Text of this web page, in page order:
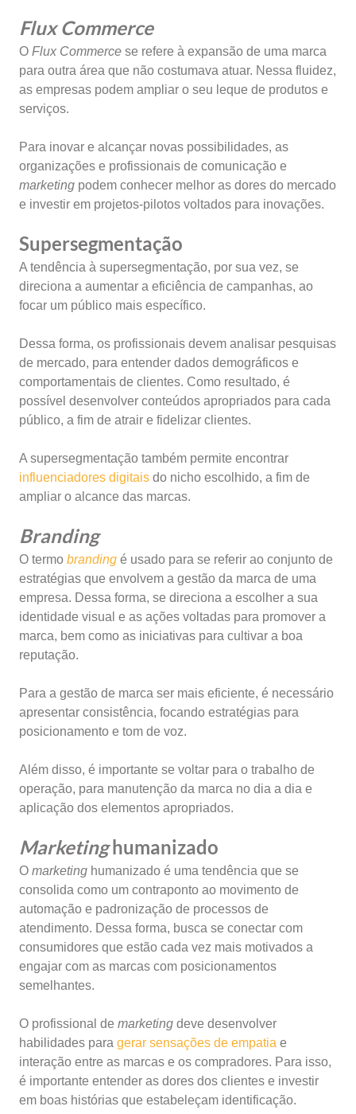
Flux Commerce
O Flux Commerce se refere à expansão de uma marca
para outra área que não costumava atuar. Nessa fluidez,
as empresas podem ampliar o seu leque de produtos e
serviços.
Para inovar e alcançar novas possibilidades, as
organizações e profissionais de comunicação e
marketing podem conhecer melhor as dores do mercado
e investir em projetos-pilotos voltados para inovações.
Supersegmentação
A tendência à supersegmentação, por sua vez, se
direciona a aumentar a eficiência de campanhas, ao
focar um público mais específico.
Dessa forma, os profissionais devem analisar pesquisas
de mercado, para entender dados demográficos e
comportamentais de clientes. Como resultado, é
possível desenvolver conteúdos apropriados para cada
público, a fim de atrair e fidelizar clientes.
A supersegmentação também permite encontrar
influenciadores digitais do nicho escolhido, a fim de
ampliar o alcance das marcas.
Branding
O termo branding é usado para se referir ao conjunto de
estratégias que envolvem a gestão da marca de uma
empresa. Dessa forma, se direciona a escolher a sua
identidade visual e as ações voltadas para promover a
marca, bem como as iniciativas para cultivar a boa
reputação.
Para a gestão de marca ser mais eficiente, é necessário
apresentar consistência, focando estratégias para
posicionamento e tom de voz.
Além disso, é importante se voltar para o trabalho de
operação, para manutenção da marca no dia a dia e
aplicação dos elementos apropriados.
Marketinghumanizado
O marketing humanizado é uma tendência que se
consolida como um contraponto ao movimento de
automação e padronização de processos de
atendimento. Dessa forma, busca se conectar com
consumidores que estão cada vez mais motivados a
engajar com as marcas com posicionamentos
semelhantes.
O profissional de marketing deve desenvolver
habilidades para gerar sensações de empatia e
interação entre as marcas e os compradores. Para isso,
é importante entender as dores dos clientes e investir
em boas histórias que estabeleçam identificação.